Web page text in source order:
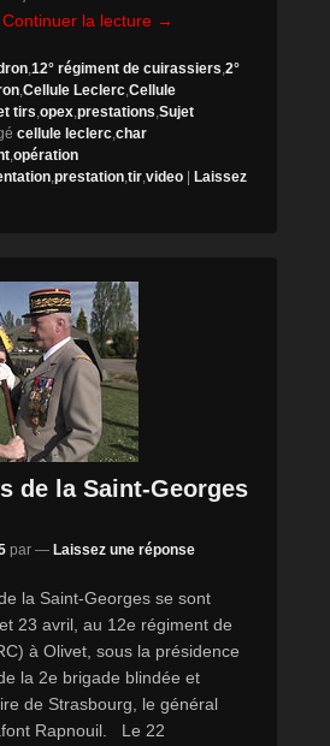
Continuer la lecture →
,12° régiment de cuirassiers,2°
,Cellule Leclerc,Cellule
tirs,opex,prestations,Sujet
cellule leclerc,char
,opération
,prestation,tir,video
Laissez
de la Saint-Georges
par — Laissez une réponse
la Saint-Georges se sont
23 avril, au 12e régiment de
à Olivet, sous la présidence
la 2e brigade blindée et
de Strasbourg, le général
Rapnouil. Le 22